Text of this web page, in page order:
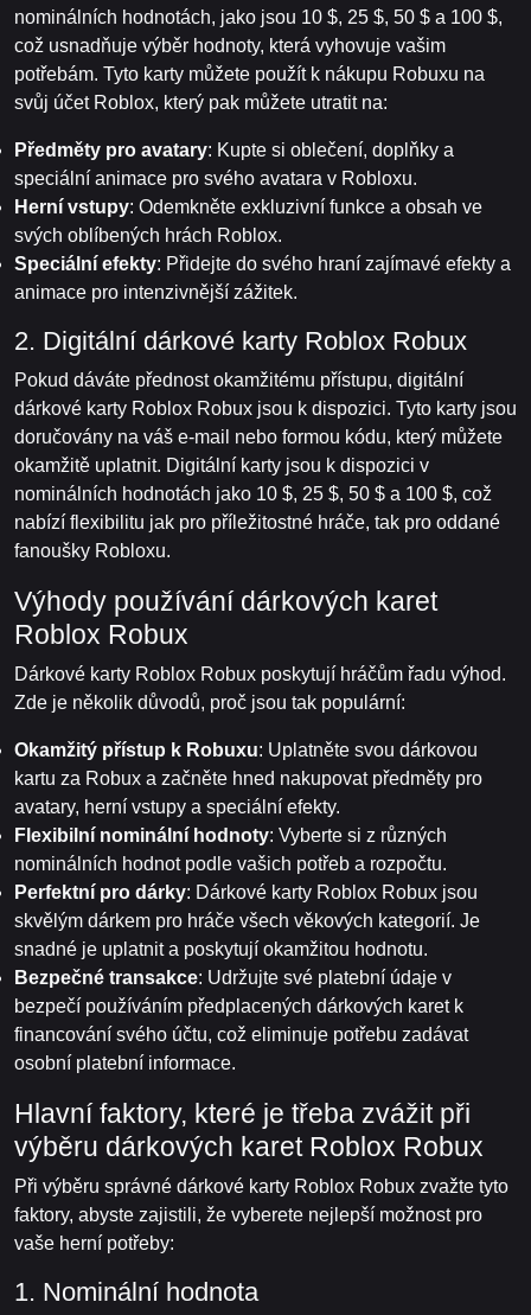
nominálních hodnotách, jako jsou 10 $, 25 $, 50 $ a 100 $,
což usnadňuje výběr hodnoty, která vyhovuje vašim
potřebám. Tyto karty můžete použít k nákupu Robuxu na
svůj účet Roblox, který pak můžete utratit na:
Předměty pro avatary: Kupte si oblečení, doplňky a
speciální animace pro svého avatara v Robloxu.
Herní vstupy: Odemkněte exkluzivní funkce a obsah ve
svých oblíbených hrách Roblox.
Speciální efekty: Přidejte do svého hraní zajímavé efekty a
animace pro intenzivnější zážitek.
2. Digitální dárkové karty Roblox Robux
Pokud dáváte přednost okamžitému přístupu, digitální
dárkové karty Roblox Robux jsou k dispozici. Tyto karty jsou
doručovány na váš e-mail nebo formou kódu, který můžete
okamžitě uplatnit. Digitální karty jsou k dispozici v
nominálních hodnotách jako 10 $, 25 $, 50 $ a 100 $, což
nabízí flexibilitu jak pro příležitostné hráče, tak pro oddané
fanoušky Robloxu.
Výhody používání dárkových karet
Roblox Robux
Dárkové karty Roblox Robux poskytují hráčům řadu výhod.
Zde je několik důvodů, proč jsou tak populární:
Okamžitý přístup k Robuxu: Uplatněte svou dárkovou
kartu za Robux a začněte hned nakupovat předměty pro
avatary, herní vstupy a speciální efekty.
Flexibilní nominální hodnoty: Vyberte si z různých
nominálních hodnot podle vašich potřeb a rozpočtu.
Perfektní pro dárky: Dárkové karty Roblox Robux jsou
skvělým dárkem pro hráče všech věkových kategorií. Je
snadné je uplatnit a poskytují okamžitou hodnotu.
Bezpečné transakce: Udržujte své platební údaje v
bezpečí používáním předplacených dárkových karet k
financování svého účtu, což eliminuje potřebu zadávat
osobní platební informace.
Hlavní faktory, které je třeba zvážit při
výběru dárkových karet Roblox Robux
Při výběru správné dárkové karty Roblox Robux zvažte tyto
faktory, abyste zajistili, že vyberete nejlepší možnost pro
vaše herní potřeby:
1. Nominální hodnota